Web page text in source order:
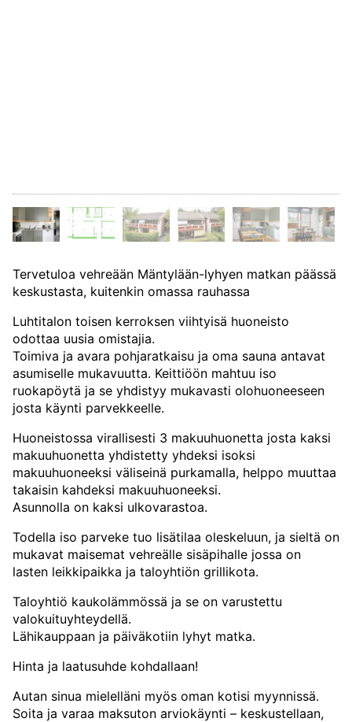
Tervetuloa vehreään Mäntylään-lyhyen matkan päässä
keskustasta, kuitenkin omassa rauhassa
Luhtitalon toisen kerroksen viihtyisä huoneisto
odottaa uusia omistajia.
Toimiva ja avara pohjaratkaisu ja oma sauna antavat
asumiselle mukavuutta. Keittiöön mahtuu iso
ruokapöytä ja se yhdistyy mukavasti olohuoneeseen
josta käynti parvekkeelle.
Huoneistossa virallisesti 3 makuuhuonetta josta kaksi
makuuhuonetta yhdistetty yhdeksi isoksi
makuuhuoneeksi väliseinä purkamalla, helppo muuttaa
takaisin kahdeksi makuuhuoneeksi.
Asunnolla on kaksi ulkovarastoa.
Todella iso parveke tuo lisätilaa oleskeluun, ja sieltä on
mukavat maisemat vehreälle sisäpihalle jossa on
lasten leikkipaikka ja taloyhtiön grillikota.
Taloyhtiö kaukolämmössä ja se on varustettu
valokuituyhteydellä.
Lähikauppaan ja päiväkotiin lyhyt matka.
Hinta ja laatusuhde kohdallaan!
Autan sinua mielelläni myös oman kotisi myynnissä.
Soita ja varaa maksuton arviokäynti – keskustellaan,